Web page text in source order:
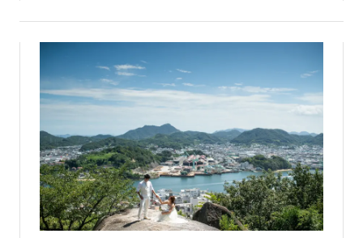
おふたりの明るい未来や、大切な方々との絆を感じる温もり
ある空間です。自然とアートが融合する、唯一無二のチャペ
幻想的です。ラヴィファクトリー広島店から車で約10分とア
クセスの良さも魅力です。